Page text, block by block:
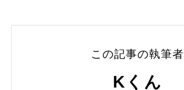
この記事の執筆者
Kくん